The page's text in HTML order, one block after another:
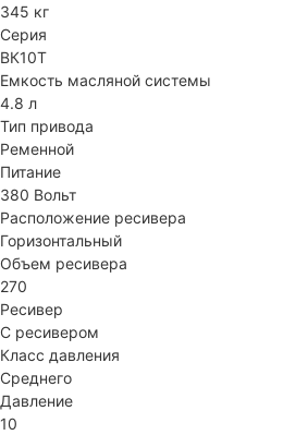
345 кг
Серия
ВК10Т
Емкость масляной системы
4.8 л
Тип привода
Ременной
Питание
380 Вольт
Расположение ресивера
Горизонтальный
Объем ресивера
270
Ресивер
С ресивером
Класс давления
Среднего
Давление
10